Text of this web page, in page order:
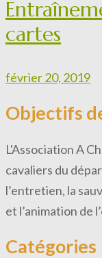
cartes
février 20, 2019
Objectifs
L'Association A
cavaliers du
l’entretien, la
et l’animation de
Catégories